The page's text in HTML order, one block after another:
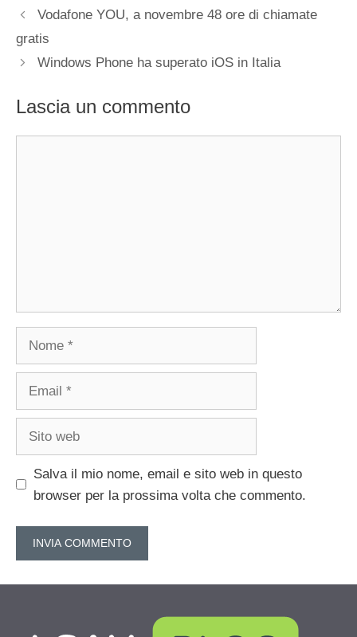
Vodafone YOU, a novembre 48 ore di chiamate
gratis
Windows Phone ha superato iOS in Italia
Lascia un commento
Nome
Email
Sito
Salva il mio nome, email e sito web in questo
browser per la prossima volta che commento.